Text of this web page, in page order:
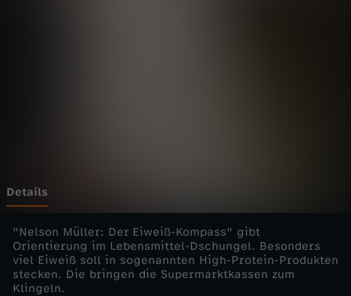
-
L
e
Details
"Nelson Müller: Der Eiweiß-Kompass" gibt
Orientierung im Lebensmittel-Dschungel. Besonders
viel Eiweiß soll in sogenannten High-Protein-Produkten
stecken. Die bringen die Supermarktkassen zum
Klingeln.